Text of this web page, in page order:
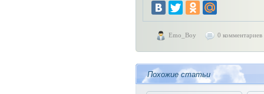
Emo_Boy 0 комментариев
Похожие статьи